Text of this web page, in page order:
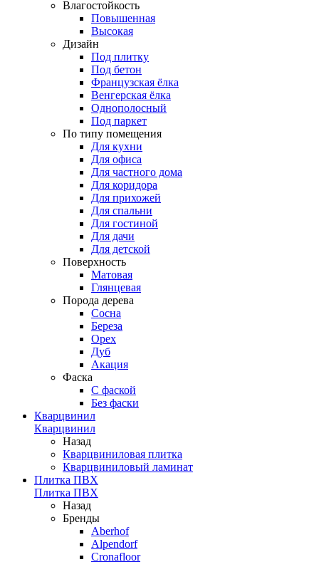
Влагостойкость
Повышенная
Высокая
Дизайн
Под плитку
Под бетон
Французская ёлка
Венгерская ёлка
Однополосный
Под паркет
По типу помещения
Для кухни
Для офиса
Для частного дома
Для коридора
Для прихожей
Для спальни
Для гостиной
Для дачи
Для детской
Поверхность
Матовая
Глянцевая
Порода дерева
Сосна
Береза
Орех
Дуб
Акация
Фаска
С фаской
Без фаски
Кварцвинил
Кварцвинил
Назад
Кварцвиниловая плитка
Кварцвиниловый ламинат
Плитка ПВХ
Плитка ПВХ
Назад
Бренды
Aberhof
Alpendorf
Cronafloor